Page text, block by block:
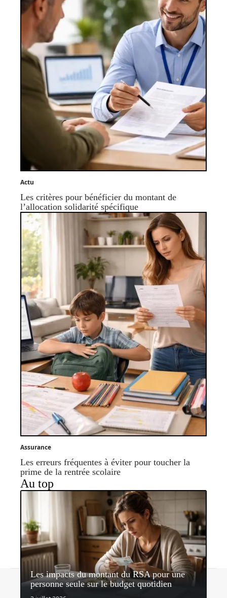
Actu
Les critères pour bénéficier du montant de
l’allocation solidarité spécifique
Assurance
Les erreurs fréquentes à éviter pour toucher la
prime de la rentrée scolaire
Au top
Les impacts du montant du RSA pour une
personne seule sur le budget quotidien
Contact Mentions légales Sitemap